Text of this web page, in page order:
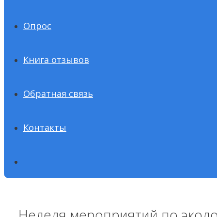
Опрос
Книга отзывов
Обратная связь
Контакты